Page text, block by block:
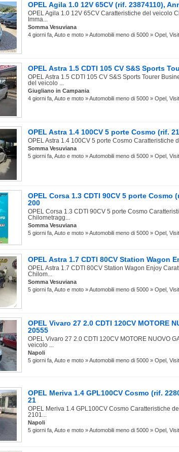
OPEL Agila 1.0 12V 65CV (rif. 23874110),
OPEL Agila 1.0 12V 65CV Caratteristiche del veicolo
Imma...
Somma Vesuviana
4 giorni fa, Auto e moto » Automobili meno di 5000 » Opel,
OPEL Astra 1.5 CDTI 105 CV S&S Sports
OPEL Astra 1.5 CDTI 105 CV S&S Sports Tourer
del veicolo ...
Giugliano in Campania
4 giorni fa, Auto e moto » Automobili meno di 5000 » Opel,
OPEL Astra 1.4 100CV 5 porte Cosmo (rif.
OPEL Astra 1.4 100CV 5 porte Cosmo Caratteristiche
Somma Vesuviana
5 giorni fa, Auto e moto » Automobili meno di 5000 » Opel,
OPEL Corsa 1.3 CDTI 90CV 5 porte Cosmo
200
OPEL Corsa 1.3 CDTI 90CV 5 porte Cosmo
Chilometragg...
Somma Vesuviana
5 giorni fa, Auto e moto » Automobili meno di 5000 » Opel,
OPEL Astra 1.7 CDTI 80CV Station Wagon
OPEL Astra 1.7 CDTI 80CV Station Wagon Enjoy
Chilom...
Somma Vesuviana
5 giorni fa, Auto e moto » Automobili meno di 5000 » Opel,
OPEL Vivaro 27 2.0 CDTI 120CV MOTORE
20555
OPEL Vivaro 27 2.0 CDTI 120CV MOTORE NUOVO
veicolo ...
Napoli
5 giorni fa, Auto e moto » Automobili meno di 5000 » Opel,
OPEL Meriva 1.4 GPL100CV Cosmo (rif.
21
OPEL Meriva 1.4 GPL100CV Cosmo Caratteristiche
2101...
Napoli
5 giorni fa, Auto e moto » Automobili meno di 5000 » Opel,